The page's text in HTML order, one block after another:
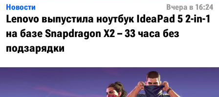
Новости Вчера в 16:24
Lenovo выпустила ноутбук IdeaPad 5 2-in-1
на базе Snapdragon X2 – 33 часа без
подзарядки